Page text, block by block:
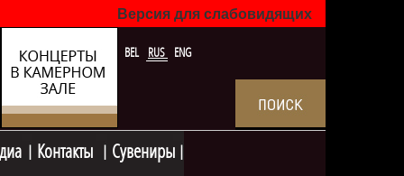
Версия для слабовидящих
BEL RUS ENG
Контакты Сувениры